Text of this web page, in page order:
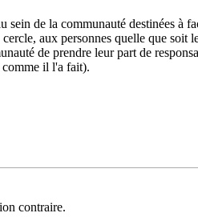
de la communauté destinées à
aux personnes quelle que
de prendre leur part de
il l'a fait).
contraire.